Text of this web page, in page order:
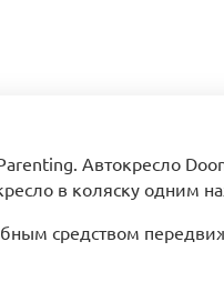
Автокресло
в коляску одним
средством